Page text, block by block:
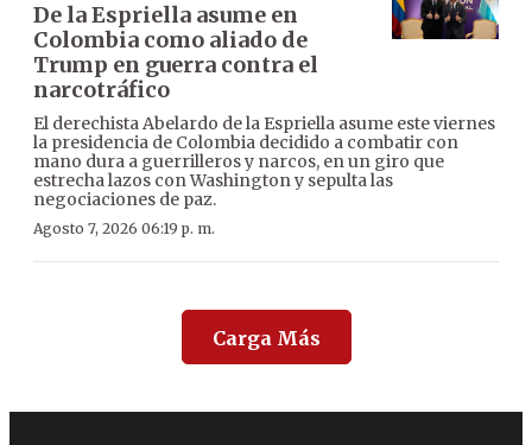
De la Espriella asume en
Colombia como aliado de
Trump en guerra contra el
narcotráfico
El derechista Abelardo de la Espriella asume este viernes
la presidencia de Colombia decidido a combatir con
mano dura a guerrilleros y narcos, en un giro que
estrecha lazos con Washington y sepulta las
negociaciones de paz.
Agosto 7, 2026 06:19 p. m.
Carga Más